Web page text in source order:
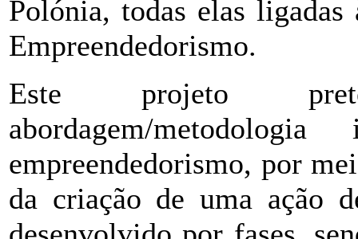
Polónia, todas elas
Empreendedorismo.
Este projeto
abordagem/
empreendedorismo, por
da criação de uma ação